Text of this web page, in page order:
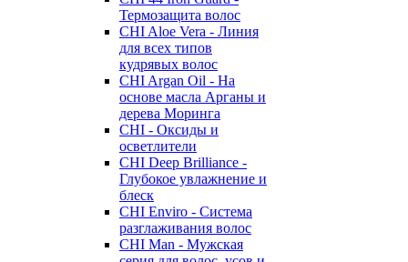
Термозащита волос
CHI Aloe Vera - Линия
для всех типов
кудрявых волос
CHI Argan Oil - На
основе масла Арганы и
дерева Моринга
CHI - Оксиды и
осветлители
CHI Deep Brilliance -
Глубокое увлажнение и
блеск
CHI Enviro - Система
разглаживания волос
CHI Man - Мужская